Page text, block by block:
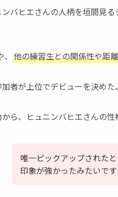
バヒエさんの人柄を垣間見る
他の練習生との関係性や距
者が上位でデビューを決め
ら、ヒュニンバヒエさんの性
唯一ピックアップされた
印象が強かったみたいで